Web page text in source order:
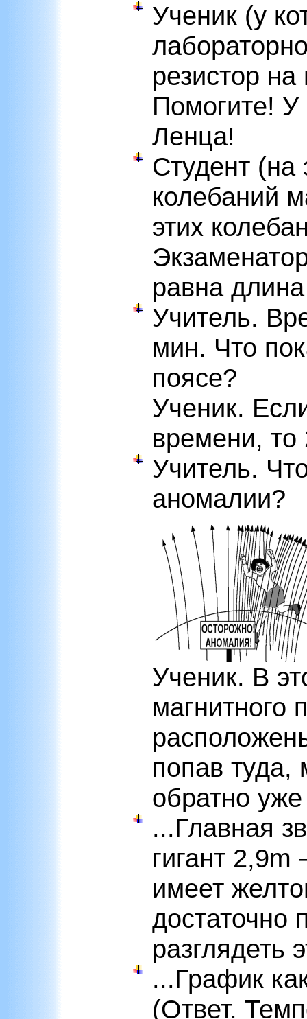
Ученик (у
резистор
Помогите! У
Ленца!
Студент (на
колебаний
этих
равна
Учитель.
мин. Что
поясе?
Ученик.
времени,
Учитель.
аномалии?
Ученик. В
магнитного
попав туда,
обратно
...Главная
гигант 2,9m
имеет
достаточно
разглядеть
...График
(Ответ.